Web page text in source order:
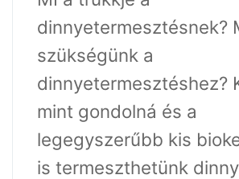
dinnyetermesztésnek?
szükségünk a
dinnyetermesztéshez?
mint gondolná és a
legegyszerűbb kis
is termeszthetünk